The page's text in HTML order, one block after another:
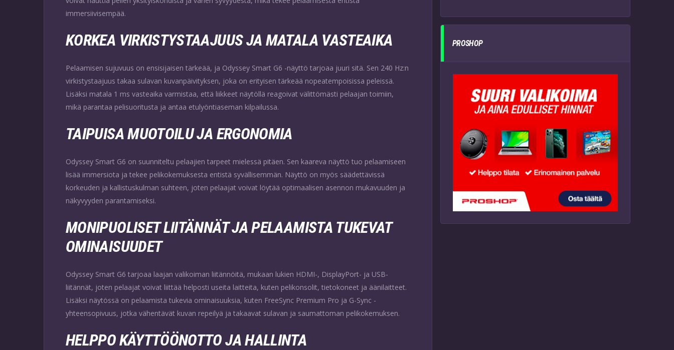
immersiivisempää.
KORKEA VIRKISTYSTAAJUUS JA MATALA VASTEAIKA
Pelaamisen sujuvuus on ensisijaisen tärkeää, ja Odyssey Smart G6 -näyttö tarjoaa juuri sitä. Sen 240 Hz:n
virkistystaajuus takaa sulavan kuvanpäivityksen, joka on erityisen tärkeää nopeatempoisissa peleissä.
Lisäksi matala 1 ms vasteaika varmistaa, että liikkeet näytöllä reagoivat välittömästi pelaajan toimiin,
mikä parantaa pelisuoritusta ja antaa etulyöntiaseman kilpailussa.
TAIPUISA MUOTOILU JA ERGONOMIA
Odyssey Smart G6 on suunniteltu pelaajien tarpeet mielessä pitäen. Sen kaareva näyttö tuo pelaamiseen
lisää immersiota ja tekee pelikokemuksesta entistä syvällisemmän. Näyttö on myös säädettävissä
korkeuden ja kallistuskulman suhteen, joten pelaajat voivat löytää optimaalisen asennon mukavuuden ja
näkyvyyden parantamiseksi.
MONIPUOLISET LIITÄNNÄT JA PELAAMISTA TUKEVAT
OMINAISUUDET
Odyssey Smart G6 tarjoaa laajan valikoiman liitännöitä, mukaan lukien HDMI-, DisplayPort- ja USB-
liitännät, joten pelaajat voivat liittää helposti useita laitteita, kuten pelikonsolit, tietokoneet ja äänilaitteet.
Lisäksi näytössä on pelaamista tukevia ominaisuuksia, kuten FreeSync Premium Pro ja G-Sync -
yhteensopivuus, jotka vähentävät kuvan repeilyä ja takaavat sulavan ja saumattoman pelikokemuksen.
HELPPO KÄYTTÖÖNOTTO JA HALLINTA
PROSHOP